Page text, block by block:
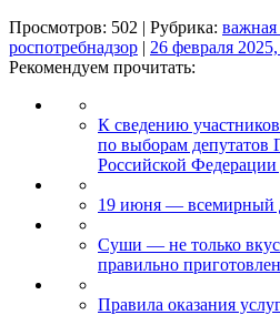
Просмотров: 502 | Рубрика:
роспотребнадзор | 26 февраля
Рекомендуем прочитать:
К сведению
по выборам депутатов
Российской Федерации
19 июня — всемирный
Суши — не только
правильно
Правила оказания